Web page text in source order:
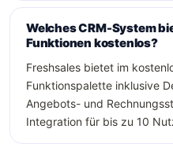
Welches CRM-System
Funktionen kostenlos?
Freshsales bietet im
Funktionspalette inklusive
Angebots- und
Integration für bis zu 10